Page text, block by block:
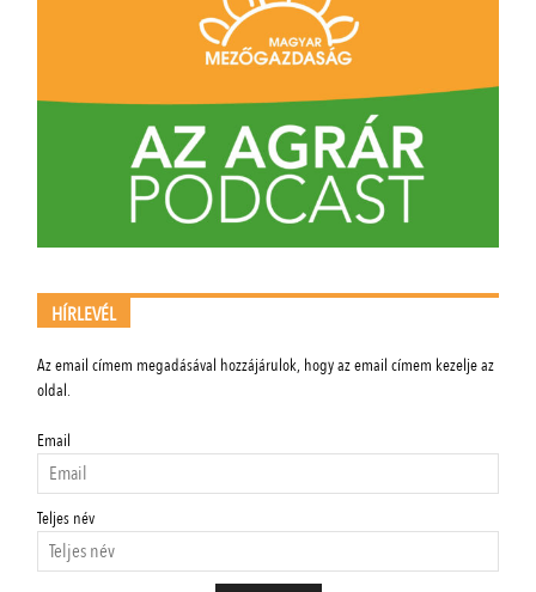
HÍRLEVÉL
Az email címem megadásával hozzájárulok, hogy az email címem kezelje az
oldal.
Email
Teljes név